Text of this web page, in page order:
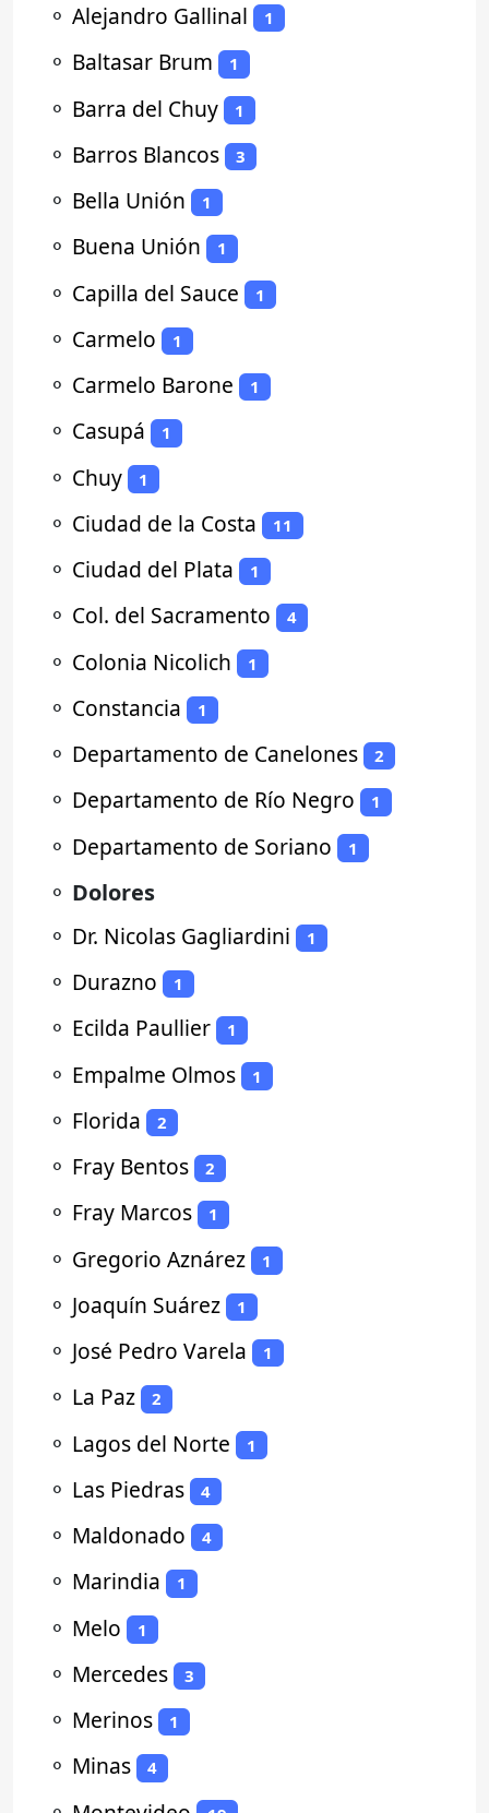
⚬ Alejandro Gallinal 1
⚬ Baltasar Brum 1
⚬ Barra del Chuy 1
⚬ Barros Blancos 3
⚬ Bella Unión 1
⚬ Buena Unión 1
⚬ Capilla del Sauce 1
⚬ Carmelo 1
⚬ Carmelo Barone 1
⚬ Casupá 1
⚬ Chuy 1
⚬ Ciudad de la Costa 11
⚬ Ciudad del Plata 1
⚬ Col. del Sacramento 4
⚬ Colonia Nicolich 1
⚬ Constancia 1
⚬ Departamento de Canelones 2
⚬ Departamento de Río Negro 1
⚬ Departamento de Soriano 1
⚬ Dolores
⚬ Dr. Nicolas Gagliardini 1
⚬ Durazno 1
⚬ Ecilda Paullier 1
⚬ Empalme Olmos 1
⚬ Florida 2
⚬ Fray Bentos 2
⚬ Fray Marcos 1
⚬ Gregorio Aznárez 1
⚬ Joaquín Suárez 1
⚬ José Pedro Varela 1
⚬ La Paz 2
⚬ Lagos del Norte 1
⚬ Las Piedras 4
⚬ Maldonado 4
⚬ Marindia 1
⚬ Melo 1
⚬ Mercedes 3
⚬ Merinos 1
⚬ Minas 4